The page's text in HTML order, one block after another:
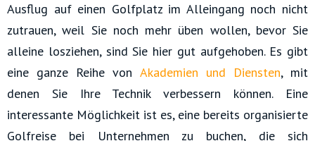
Ausflug auf einen Golfplatz im Alleingang noch nicht
zutrauen, weil Sie noch mehr üben wollen, bevor Sie
alleine losziehen, sind Sie hier gut aufgehoben. Es gibt
eine ganze Reihe von Akademien und Diensten, mit
denen Sie Ihre Technik verbessern können. Eine
interessante Möglichkeit ist es, eine bereits organisierte
Golfreise bei Unternehmen zu buchen, die sich